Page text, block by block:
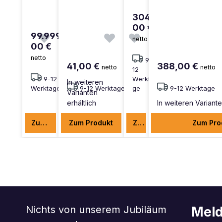
99.999,
00 €
netto
9-12
Werktage
Zum Produkt
41,00 € netto
9-12 Werktage
In weiteren
Varianten
erhältlich
Zum Produkt
304,
00 €
netto
9-
12
Werkta
ge
Zum Produkt
388,00 €netto
9-12 Werktage
In weiteren
Zum
Nichts von unserem Jubiläum